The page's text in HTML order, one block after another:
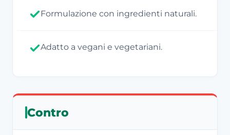
Formulazione con ingredienti naturali.
Adatto a vegani e vegetariani.
Contro